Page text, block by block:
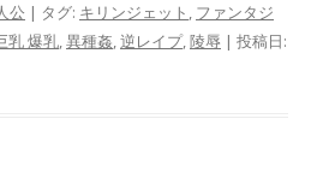
公 | タグ: キリンジェット , ファンタジ
乳 爆乳,異種姦,逆レイプ,陵辱 | 投稿日: